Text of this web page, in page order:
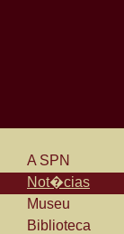
A SPN
Not�cias
Museu
Biblioteca